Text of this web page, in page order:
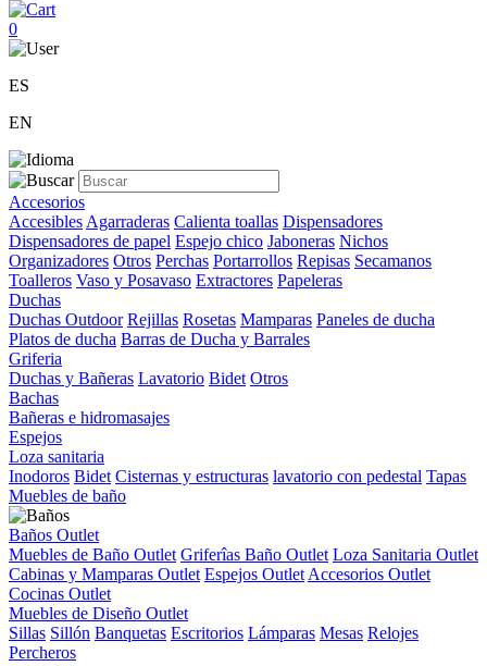
0
ES
EN
Accesorios
Accesibles Agarraderas Calienta toallas Dispensadores
Dispensadores de papel Espejo chico Jaboneras Nichos
Organizadores Otros Perchas Portarrollos Repisas Secamanos
Toalleros Vaso y Posavaso Extractores Papeleras
Duchas
Duchas Outdoor Rejillas Rosetas Mamparas Paneles de ducha
Platos de ducha Barras de Ducha y Barrales
Griferia
Duchas y Bañeras Lavatorio Bidet Otros
Bachas
Bañeras e hidromasajes
Espejos
Loza sanitaria
Inodoros Bidet Cisternas y estructuras lavatorio con pedestal Tapas
Muebles de baño
Baños Outlet
Muebles de Baño Outlet Griferîas Baño Outlet Loza Sanitaria Outlet
Cabinas y Mamparas Outlet Espejos Outlet Accesorios Outlet
Cocinas Outlet
Muebles de Diseño Outlet
Sillas Sillón Banquetas Escritorios Lámparas Mesas Relojes
Percheros